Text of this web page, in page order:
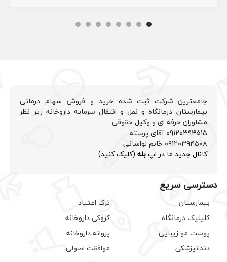
جامعترین شرکت ثبت شده خرید و فروش سهام درمانی
بیمارستان درمانگاه و نقل و انتقال سرمایه داروخانه زیر نظر
مشاوران حرفه ای و وکیل حقوقی
۰۹۱۲۰۳۹۴۵۱۵ آقای پرسته
۰۹۱۲۰۳۹۴۵۰۸ خانم لواسانی
کانال جدید ما در اپبله (کلیک کنید)
دسترسی سریع
بیمارستان
کلینیک درمانگاه
پوست مو زیبایی
دندانپزشکی
ترک اعتیاد
کروکی داروخانه
پروانه داروخانه
موافقت اصولی